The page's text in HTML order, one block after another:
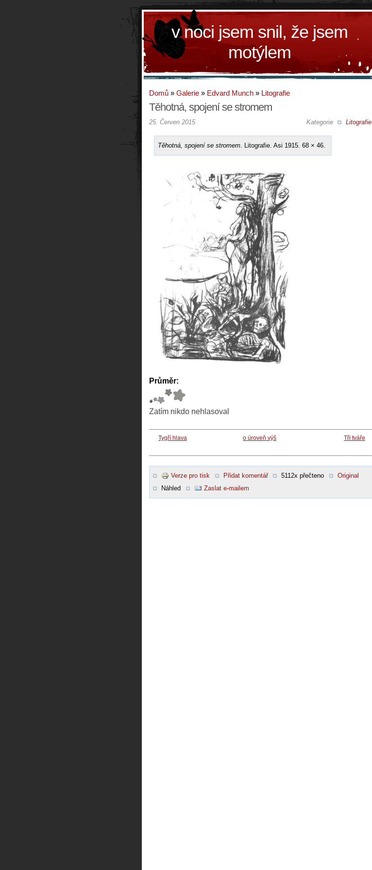
v noci jsem snil, že jsem
motýlem
Domů » Galerie » Edvard Munch » Litografie
Těhotná, spojení se stromem
Kategorie Litografie
25. Červen 2015
Těhotná, spojení se stromem . Litografie. Asi 1915. 68 × 46.
Průměr:
Zatím nikdo nehlasoval
Tygří hlava o úroveň výš Tři tváře
Verze pro tisk Přidat komentář 5112x přečteno
Original
Náhled
Zaslat e-mailem